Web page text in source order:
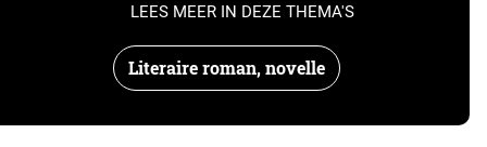
Literaire roman, novelle
LEES MEER IN DEZE THEMA'S